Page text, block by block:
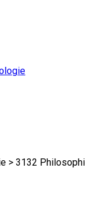
> 3132